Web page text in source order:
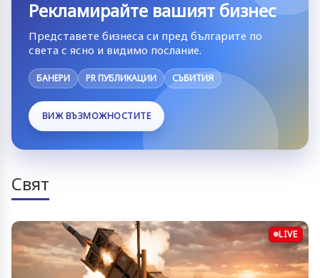
Рекламирайте вашият бизнес
Представете бизнеса си пред българите по
света с ясно и видимо послание.
БАНЕРИ PR ПУБЛИКАЦИИ СЪБИТИЯ
ВИЖ ВЪЗМОЖНОСТИТЕ
Свят
LIVE